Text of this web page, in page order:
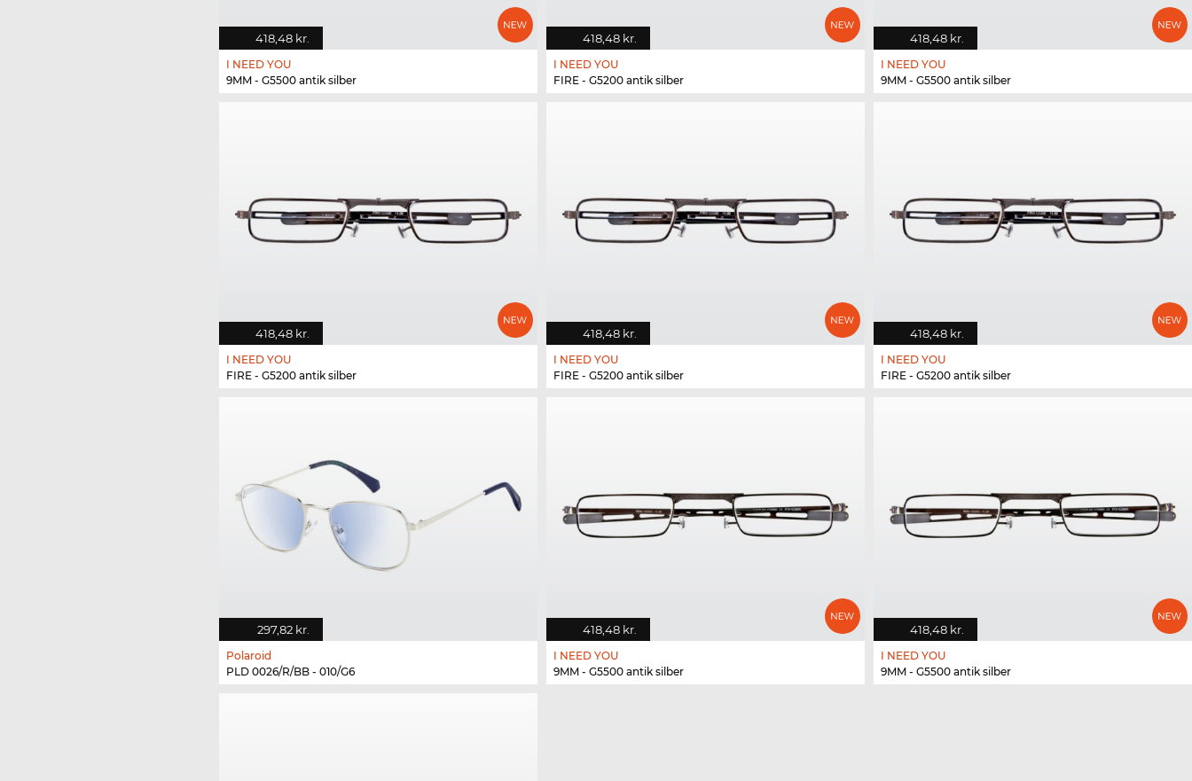
418,48 kr.
I NEED YOU
9MM - G5500 antik silber
418,48 kr.
I NEED YOU
FIRE - G5200 antik silber
418,48 kr.
I NEED YOU
9MM - G5500 antik silber
418,48 kr.
I NEED YOU
FIRE - G5200 antik silber
418,48 kr.
I NEED YOU
FIRE - G5200 antik silber
418,48 kr.
I NEED YOU
FIRE - G5200 antik silber
297,82 kr.
Polaroid
PLD 0026/R/BB - 010/G6
418,48 kr.
I NEED YOU
9MM - G5500 antik silber
418,48 kr.
I NEED YOU
9MM - G5500 antik silber